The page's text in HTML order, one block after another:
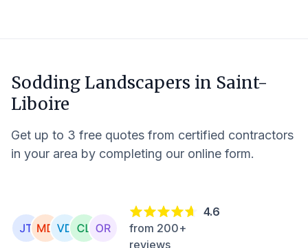
Sodding Landscapers in Saint-
Liboire
Get up to 3 free quotes from certified contractors
in your area by completing our online form.
4.6
from 200+
reviews